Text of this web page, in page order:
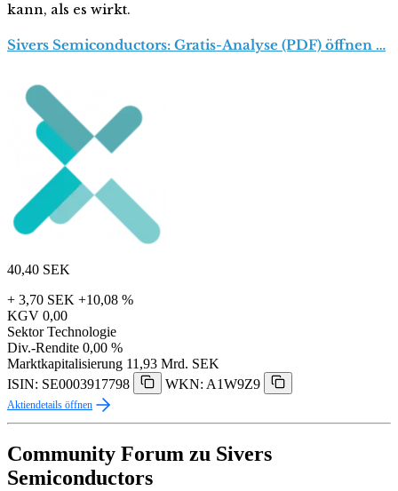
kann, als es wirkt.
Sivers Semiconductors: Gratis-Analyse (PDF) öffnen …
40,40 SEK
+ 3,70 SEK +10,08 %
KGV 0,00
Sektor Technologie
Div.-Rendite 0,00 %
Marktkapitalisierung 11,93 Mrd. SEK
ISIN: SE0003917798
WKN: A1W9Z9
Aktiendetails öffnen
Community Forum zu Sivers
Semiconductors